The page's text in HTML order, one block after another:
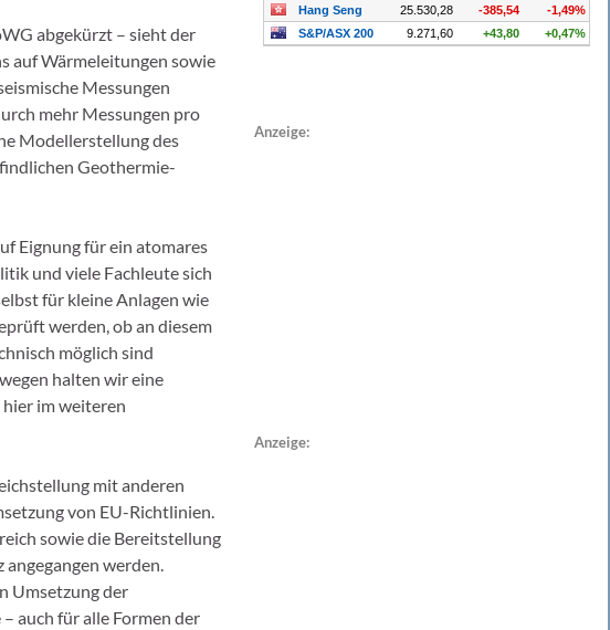
abgekürzt – sieht der
auf Wärmeleitungen sowie
Messungen
mehr Messungen pro
Modellerstellung des
Geothermie-
Eignung für ein atomares
und viele Fachleute sich
für kleine Anlagen wie
werden, ob an diesem
möglich sind
halten wir eine
im weiteren
mit anderen
von EU-Richtlinien.
sowie die Bereitstellung
werden.
Umsetzung der
auch für alle Formen der
Anzeige:
Anzeige: